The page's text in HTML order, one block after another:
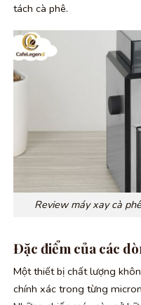
tách cà phê.
Review máy xay cà
Đặc điểm của các
Một thiết bị chất lượng
chính xác trong từng